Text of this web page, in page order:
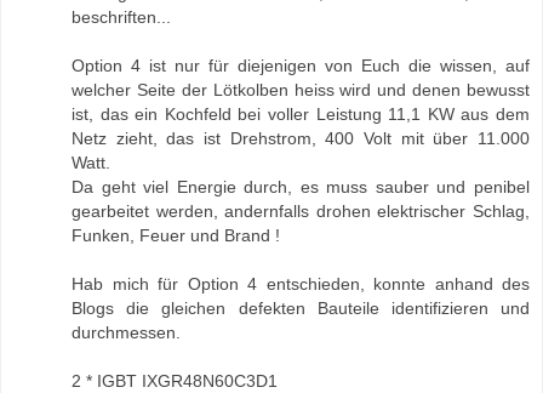
beschriften...
Option 4 ist nur für diejenigen von Euch die wissen, auf
welcher Seite der Lötkolben heiss wird und denen bewusst
ist, das ein Kochfeld bei voller Leistung 11,1 KW aus dem
Netz zieht, das ist Drehstrom, 400 Volt mit über 11.000
Watt.
Da geht viel Energie durch, es muss sauber und penibel
gearbeitet werden, andernfalls drohen elektrischer Schlag,
Funken, Feuer und Brand !
Hab mich für Option 4 entschieden, konnte anhand des
Blogs die gleichen defekten Bauteile identifizieren und
durchmessen.
2 * IGBT IXGR48N60C3D1